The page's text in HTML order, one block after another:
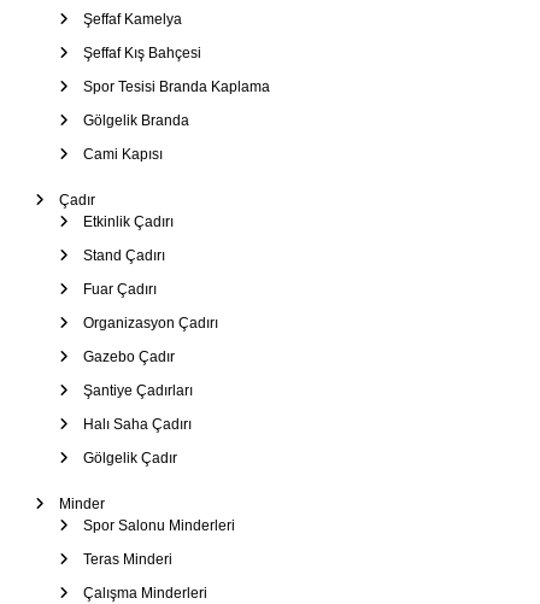
Şeffaf Kamelya
Şeffaf Kış Bahçesi
Spor Tesisi Branda Kaplama
Gölgelik Branda
Cami Kapısı
Çadır
Etkinlik Çadırı
Stand Çadırı
Fuar Çadırı
Organizasyon Çadırı
Gazebo Çadır
Şantiye Çadırları
Halı Saha Çadırı
Gölgelik Çadır
Minder
Spor Salonu Minderleri
Teras Minderi
Çalışma Minderleri